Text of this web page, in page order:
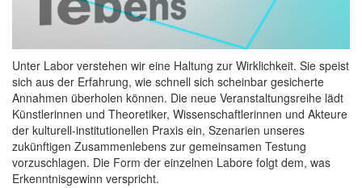
Unter Labor verstehen wir eine Haltung zur Wirklichkeit. Sie speist
sich aus der Erfahrung, wie schnell sich scheinbar gesicherte
Annahmen überholen können. Die neue Veranstaltungsreihe lädt
Künstlerinnen und Theoretiker, Wissenschaftlerinnen und Akteure
der kulturell-institutionellen Praxis ein, Szenarien unseres
zukünftigen Zusammenlebens zur gemeinsamen Testung
vorzuschlagen. Die Form der einzelnen Labore folgt dem, was
Erkenntnisgewinn verspricht.